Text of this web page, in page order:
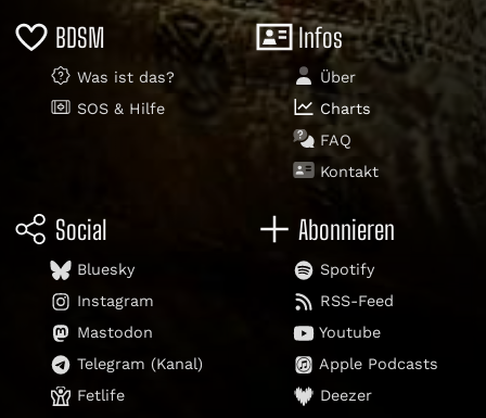
BDSM
Was ist das?
SOS & Hilfe
Infos
Über
Charts
FAQ
Kontakt
Social
Bluesky
Instagram
Mastodon
Telegram (Kanal)
Fetlife
Abonnieren
Spotify
RSS-Feed
Youtube
Apple Podcasts
Deezer